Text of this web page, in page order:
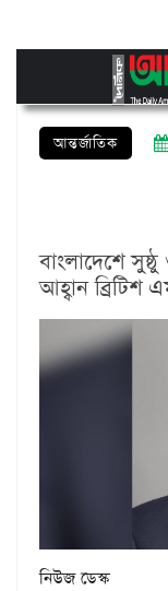
আন্তর্জাতিক
বাংলাদেশে
আহ্বান ব্রিটিশ
নিউজ ডেস্ক